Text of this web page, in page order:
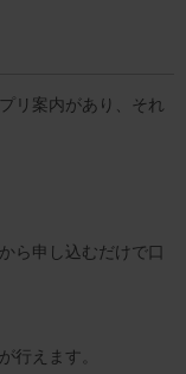
リ案内があり、それ
ら申し込むだけで口
えます。